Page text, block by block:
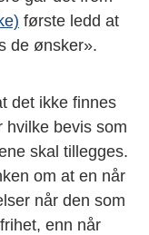
første ledd at
de ønsker».
det ikke finnes
hvilke bevis som
skal tillegges.
om at en når
når den som
enn når